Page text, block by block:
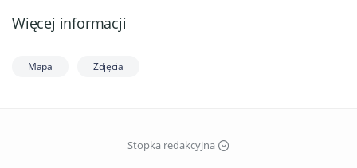
Więcej informacji
Mapa Zdjęcia
Stopka redakcyjna